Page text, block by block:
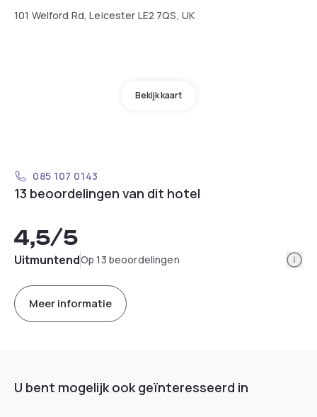
101 Welford Rd, Leicester LE2 7QS, UK
Bekijk kaart
085 107 0143
13 beoordelingen van dit hotel
4,5/5
UitmuntendOp 13 beoordelingen
Meer informatie
U bent mogelijk ook geïnteresseerd in